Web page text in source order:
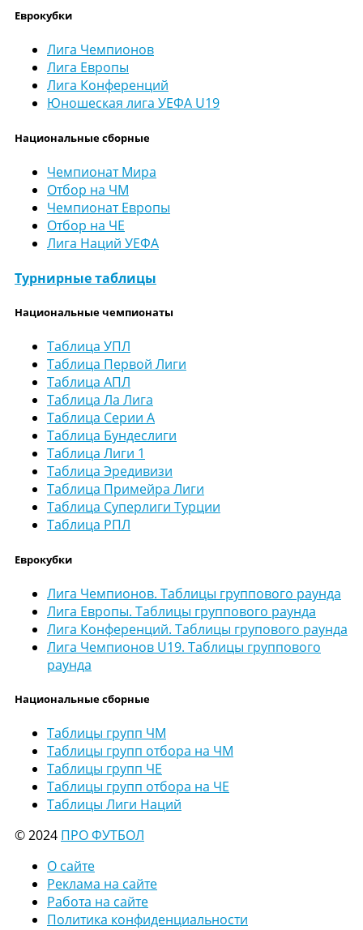
Еврокубки
Лига Чемпионов
Лига Европы
Лига Конференций
Юношеская лига УЕФА U19
Национальные сборные
Чемпионат Мира
Отбор на ЧМ
Чемпионат Европы
Отбор на ЧЕ
Лига Наций УЕФА
Турнирные таблицы
Национальные чемпионаты
Таблица УПЛ
Таблица Первой Лиги
Таблица АПЛ
Таблица Ла Лига
Таблица Серии А
Таблица Бундеслиги
Таблица Лиги 1
Таблица Эредивизи
Таблица Примейра Лиги
Таблица Суперлиги Турции
Таблица РПЛ
Еврокубки
Лига Чемпионов. Таблицы группового раунда
Лига Европы. Таблицы группового раунда
Лига Конференций. Таблицы групового раунда
Лига Чемпионов U19. Таблицы группового
раунда
Национальные сборные
Таблицы групп ЧМ
Таблицы групп отбора на ЧМ
Таблицы групп ЧЕ
Таблицы групп отбора на ЧЕ
Таблицы Лиги Наций
© 2024 ПРО ФУТБОЛ
О сайте
Реклама на сайте
Работа на сайте
Политика конфиденциальности